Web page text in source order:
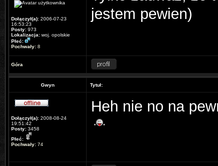
Dołączył(a): 2006-07-23
16:53:23
Posty: 973
Lokalizacja: woj. opolskie
Płeć:
Pochwały: 8
jestem pewien)
Góra
Gwyn Tytuł:
Dołączył(a): 2008-08-24
19:51:42
Posty: 3458
Płeć:
Pochwały: 74
Heh nie no na